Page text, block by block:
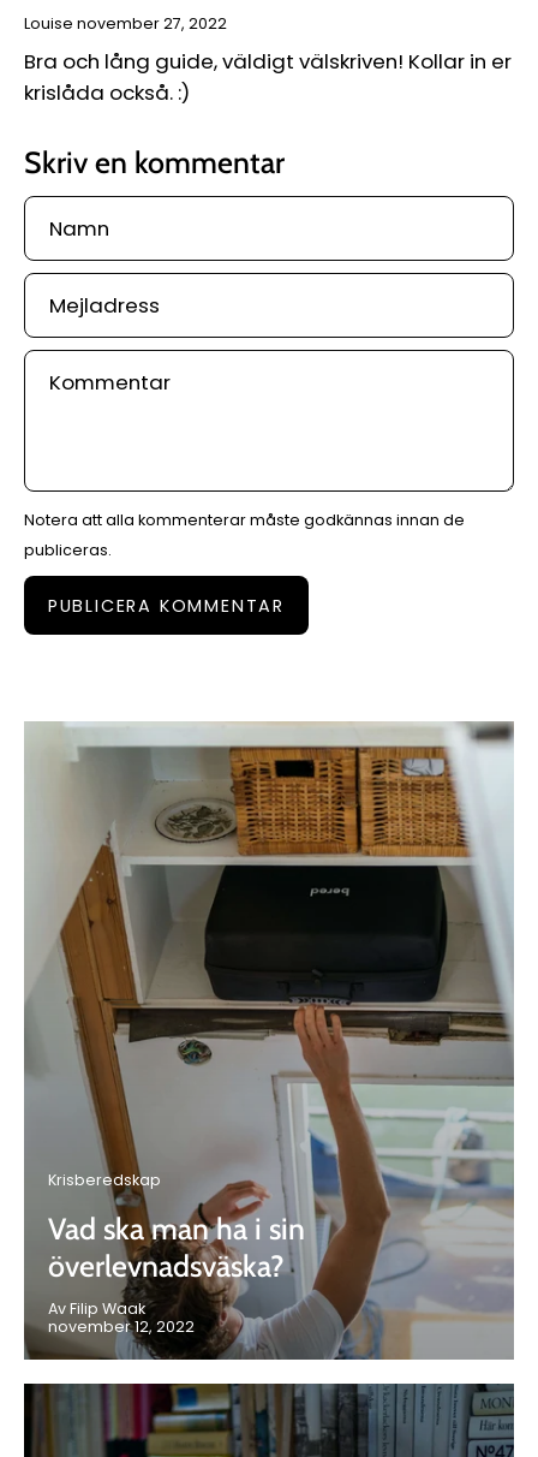
Louise november 27, 2022
Bra och lång guide, väldigt välskriven! Kollar in er
krislåda också. :)
Skriv en kommentar
Namn
Mejladress
Kommentar
Notera att alla kommenterar måste godkännas innan de
publiceras.
PUBLICERA KOMMENTAR
Krisberedskap
Vad ska man ha i sin
överlevnadsväska?
Av Filip Waak
november 12, 2022